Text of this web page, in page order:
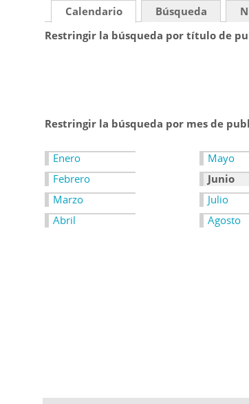
Calendario Búsqueda
Restringir la búsqueda por título de
Restringir la búsqueda por mes de
Enero
Febrero
Marzo
Abril
Mayo
Junio
Julio
Agosto